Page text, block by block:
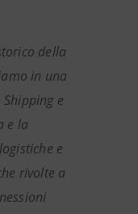
della
in una
e
e la
e
rivolte a